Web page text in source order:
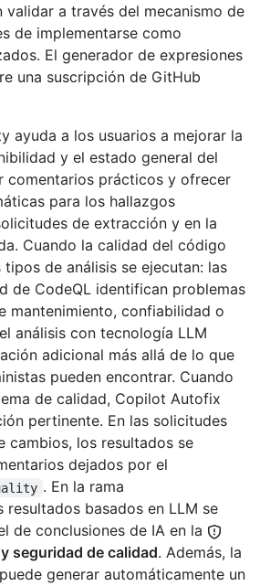
validar a través del mecanismo de
de implementarse como
El generador de expresiones
una suscripción de GitHub
ayuda a los usuarios a mejorar la
y el estado general del
comentarios prácticos y ofrecer
para los hallazgos
de extracción y en la
Cuando la calidad del código
de análisis se ejecutan: las
de CodeQL identifican problemas
mantenimiento, confiabilidad o
análisis con tecnología LLM
adicional más allá de lo que
pueden encontrar. Cuando
de calidad, Copilot Autofix
pertinente. En las solicitudes
cambios, los resultados se
dejados por el
. En la rama
resultados basados en LLM se
de conclusiones de IA en la
seguridad de calidad. Además, la
generar automáticamente un